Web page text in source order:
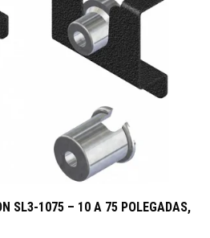
SL3-1075 – 10 A 75 POLEGADAS,